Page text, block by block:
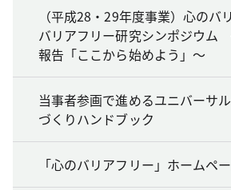
（平成28・29年度事業）心のバ
バリアフリー研究シンポジウム
報告「ここから始めよう」～
当事者参画で進めるユニバーサ
づくりハンドブック
「心のバリアフリー」ホームペ